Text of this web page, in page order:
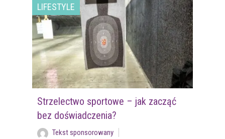
LIFESTYLE
Strzelectwo sportowe – jak zacząć
bez doświadczenia?
Tekst sponsorowany